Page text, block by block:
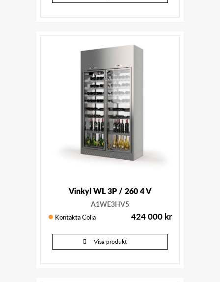
Vinkyl WL 3P / 260 4 V
A1WE3HV5
Kontakta Colia 424 000 kr
Visa produkt